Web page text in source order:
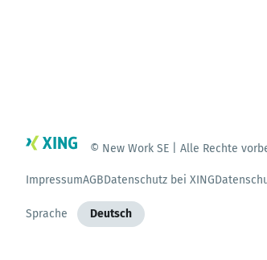
© New Work SE | Alle Rechte
ImpressumAGBDatenschutz bei XING
Sprache Deutsch